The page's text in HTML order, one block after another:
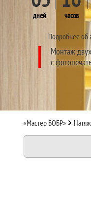
дней часов
Подробнее об
Монтаж
с
«Мастер БОБР»